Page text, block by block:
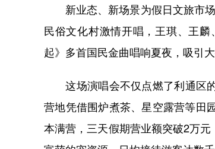
新业态、新场景为假日文旅市场
民俗文化村激情开唱，王琪、王
起》多首国民金曲唱响夏夜，吸引
这场演唱会不仅点燃了利通区的
营地凭借围炉煮茶、星空露营等田
本满营，三天假期营业额突破2万